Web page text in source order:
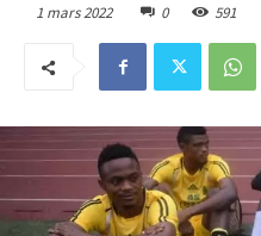
1 mars 2022 0 591